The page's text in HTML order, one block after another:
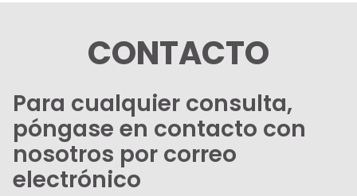
CONTACTO
Para cualquier consulta,
póngase en contacto con
nosotros por correo
electrónico